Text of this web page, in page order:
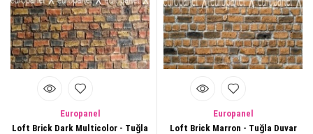
Europanel
Loft Brick Dark Multicolor - Tuğla
Europanel
Loft Brick Marron - Tuğla Duvar